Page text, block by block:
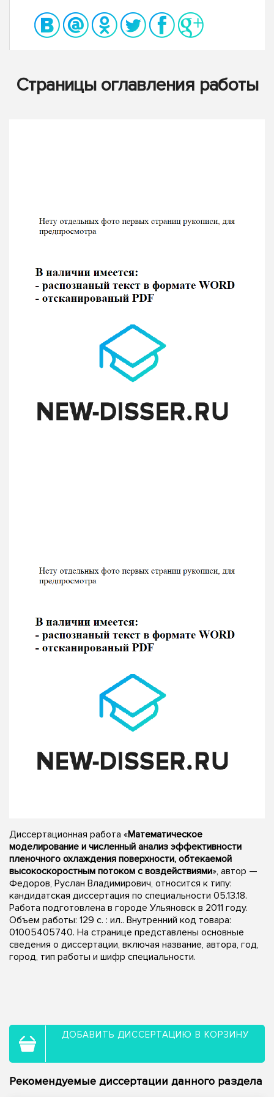
Страницы оглавления работы
Диссертационная работа «Математическое
моделирование и численный анализ эффективности
пленочного охлаждения поверхности, обтекаемой
высокоскоростным потоком с воздействиями», автор —
Федоров, Руслан Владимирович, относится к типу:
кандидатская диссертация по специальности 05.13.18.
Работа подготовлена в городе Ульяновск в 2011 году.
Объем работы: 129 с. : ил.. Внутренний код товара:
01005405740. На странице представлены основные
сведения о диссертации, включая название, автора, год,
город, тип работы и шифр специальности.
ДОБАВИТЬ ДИССЕРТАЦИЮ В КОРЗИНУ
Рекомендуемые диссертации данного раздела